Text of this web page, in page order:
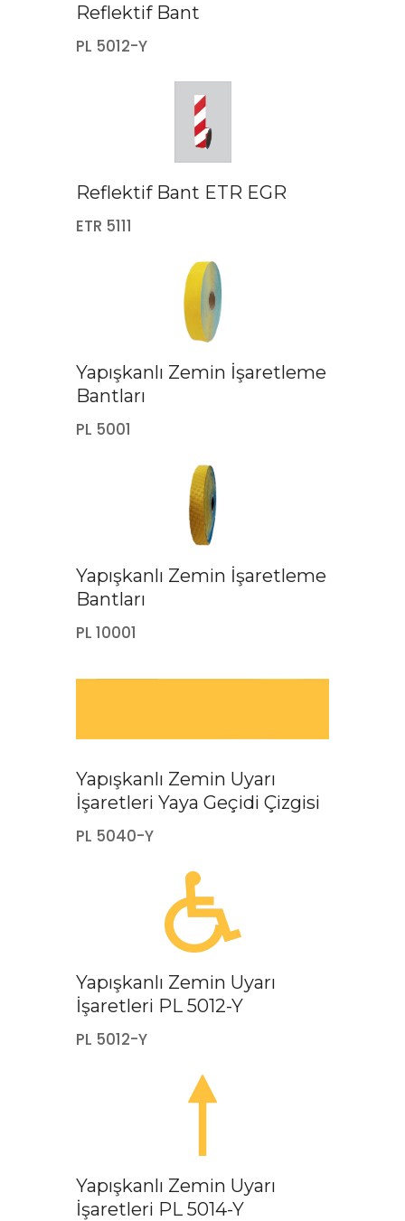
Reflektif Bant
PL 5012-Y
Reflektif Bant ETR EGR
ETR 5111
Yapışkanlı Zemin İşaretleme
Bantları
PL 5001
Yapışkanlı Zemin İşaretleme
Bantları
PL 10001
Yapışkanlı Zemin Uyarı
İşaretleri Yaya Geçidi Çizgisi
PL 5040-Y
Yapışkanlı Zemin Uyarı
İşaretleri PL 5012-Y
PL 5012-Y
Yapışkanlı Zemin Uyarı
İşaretleri PL 5014-Y